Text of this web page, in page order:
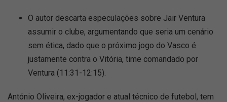
O autor descarta especulações sobre Jair Ventura
assumir o clube, argumentando que seria um cenário
sem ética, dado que o próximo jogo do Vasco é
justamente contra o Vitória, time comandado por
Ventura (11:31-12:15).
António Oliveira, ex-jogador e atual técnico de futebol, tem